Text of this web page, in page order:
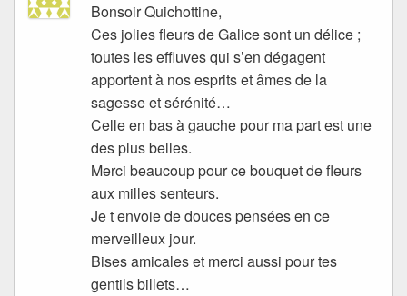
Bonsoir Quichottine,
Ces jolies fleurs de Galice sont un délice ;
toutes les effluves qui s’en dégagent
apportent à nos esprits et âmes de la
sagesse et sérénité…
Celle en bas à gauche pour ma part est une
des plus belles.
Merci beaucoup pour ce bouquet de fleurs
aux milles senteurs.
Je t envoie de douces pensées en ce
merveilleux jour.
Bises amicales et merci aussi pour tes
gentils billets…